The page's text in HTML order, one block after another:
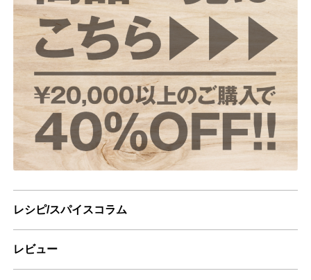
レシピ/スパイスコラム
レビュー